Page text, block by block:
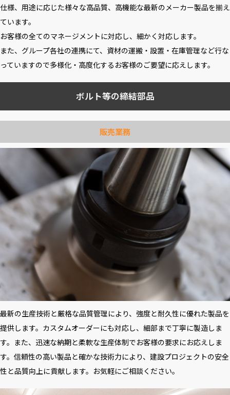
仕様、用途に応じた様々な高品質、高機能な最新のメーカー製品を揃え
ています。
お客様の全てのマネージメントに対応し、細かく対応します。
また、グループ各社の連携にて、資材の運搬・設置・在庫管理など行な
っていますので多様化・高度化するお客様のご要望に応えします。
ボルト等の締結部品
販売業務
最新の生産技術と厳格な品質管理により、強度と耐久性に優れた製品を
提供します。カスタムオーダーにも対応し、細部まで丁寧に製造しま
す。また、迅速な納期と柔軟な生産体制でお客様の要求にお応えしま
す。信頼性の高い製品と確かな技術力により、建設プロジェクトの安全
性と品質向上に貢献します。お気軽にご相談ください。